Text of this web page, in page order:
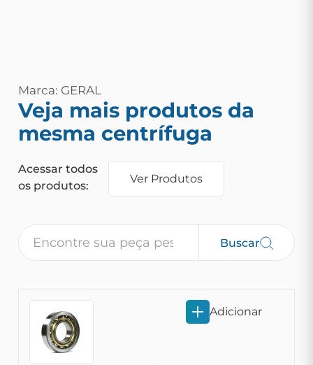
Marca: GERAL
Veja mais produtos da
mesma centrífuga
Acessar todos
os produtos:
Ver Produtos
Buscar
Adicionar